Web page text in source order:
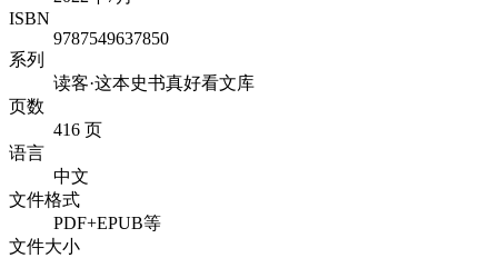
ISBN
9787549637850
系列
读客·这本史书真好看文库
页数
416 页
语言
中文
文件格式
PDF+EPUB等
文件大小